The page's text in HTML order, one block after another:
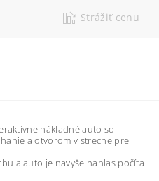
Strážiť cenu
nákladné auto so
a otvorom v streche pre
a auto je navyše nahlas počíta